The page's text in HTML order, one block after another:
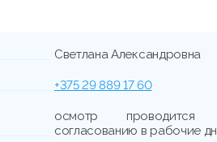
Светлана Александровна
+375 29 889 17 60
осмотр проводится
согласованию в рабочие